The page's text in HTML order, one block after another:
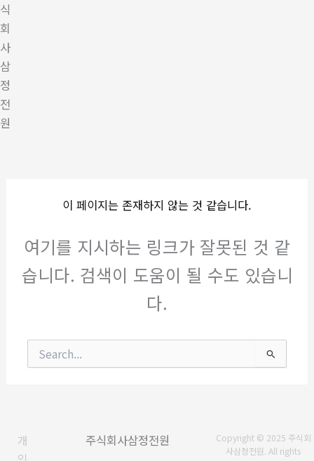
식
회
사
삼
정
전
원
이 페이지는 존재하지 않는 것 같습니다.
여기를 지시하는 링크가 잘못된 것 같
습니다. 검색이 도움이 될 수도 있습니
다.
개
주식회사삼정전원
Copyright © 2025 주식회
사삼정전원. All rights